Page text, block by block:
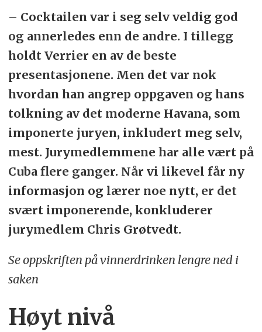
– Cocktailen var i seg selv veldig god
og annerledes enn de andre. I tillegg
holdt Verrier en av de beste
presentasjonene. Men det var nok
hvordan han angrep oppgaven og hans
tolkning av det moderne Havana, som
imponerte juryen, inkludert meg selv,
mest. Jurymedlemmene har alle vært på
Cuba flere ganger. Når vi likevel får ny
informasjon og lærer noe nytt, er det
svært imponerende, konkluderer
jurymedlem Chris Grøtvedt.
Se oppskriften på vinnerdrinken lengre ned i
saken
Høyt nivå